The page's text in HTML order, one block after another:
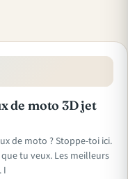
de moto 3D jet
de moto ? Stoppe-toi ici.
tu veux. Les meilleurs
I